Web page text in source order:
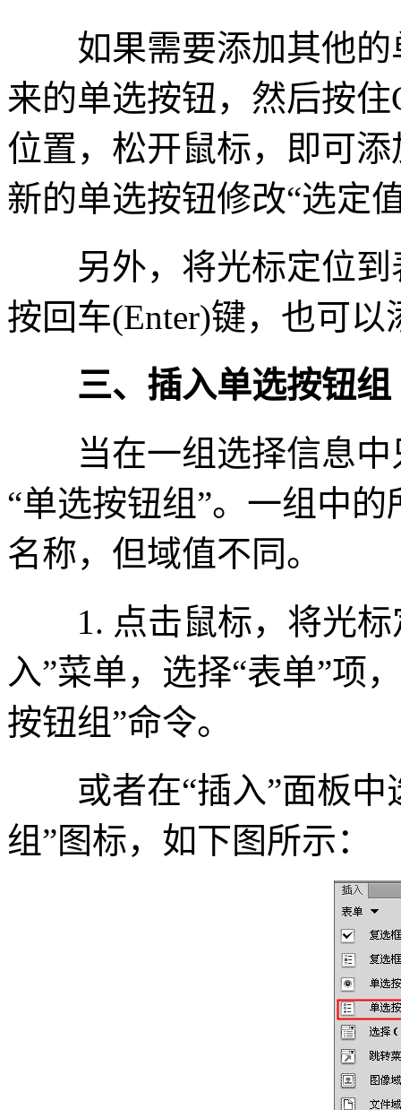
如果需要添加其他的
来的单选按钮，然后按
位置，松开鼠标，即可
新的单选按钮修改“选定
另外，将光标定位到
按回车(Enter)键，也可
三、插入单选按钮组
当在一组选择信息中
“单选按钮组”。一组中
名称，但域值不同。
1. 点击鼠标，将光标
入”菜单，选择“表单”项
按钮组”命令。
或者在“插入”面板中
组”图标，如下图所示：